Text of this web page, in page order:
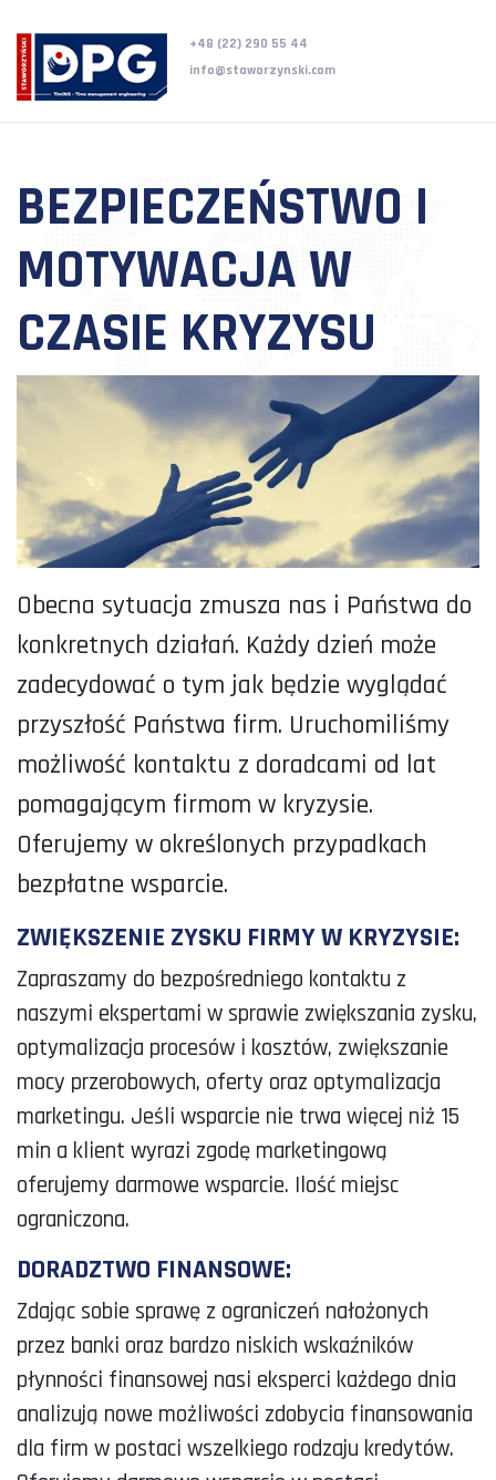
+48 (22) 290 55 44
info@staworzynski.com
BEZPIECZEŃSTWO I
MOTYWACJA W
CZASIE KRYZYSU
Obecna sytuacja zmusza nas i Państwa do
konkretnych działań. Każdy dzień może
zadecydować o tym jak będzie wyglądać
przyszłość Państwa firm. Uruchomiliśmy
możliwość kontaktu z doradcami od lat
pomagającym firmom w kryzysie.
Oferujemy w określonych przypadkach
bezpłatne wsparcie.
ZWIĘKSZENIE ZYSKU FIRMY W KRYZYSIE:
Zapraszamy do bezpośredniego kontaktu z
naszymi ekspertami w sprawie zwiększania zysku,
optymalizacja procesów i kosztów, zwiększanie
mocy przerobowych, oferty oraz optymalizacja
marketingu. Jeśli wsparcie nie trwa więcej niż 15
min a klient wyrazi zgodę marketingową
oferujemy darmowe wsparcie. Ilość miejsc
ograniczona.
DORADZTWO FINANSOWE:
Zdając sobie sprawę z ograniczeń nałożonych
przez banki oraz bardzo niskich wskaźników
płynności finansowej nasi eksperci każdego dnia
analizują nowe możliwości zdobycia finansowania
dla firm w postaci wszelkiego rodzaju kredytów.